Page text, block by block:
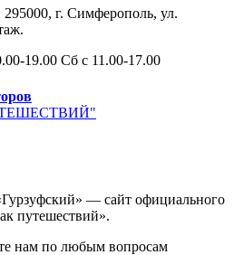
г. Симферополь, ул.
19.00 Сб с 11.00-17.00
— сайт официального
путешествий».
нам по любым вопросам